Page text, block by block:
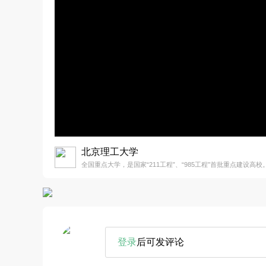
北京理工大学
全国重点大学，是国家“211工程”、“985工程”首批重点建设高校。
登录后可发评论